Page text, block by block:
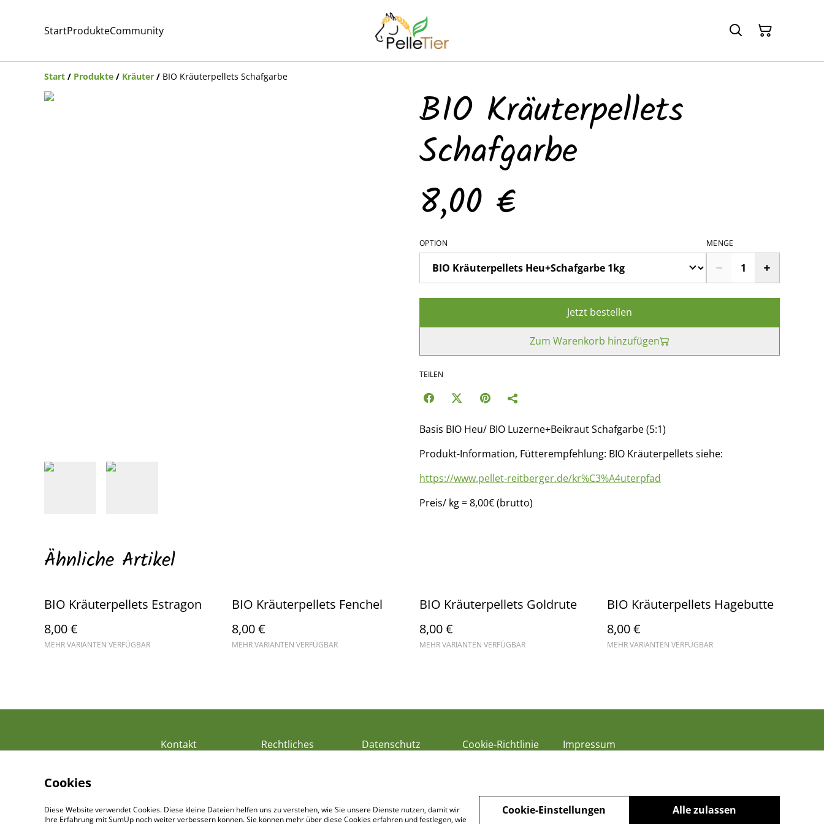
StartProdukteCommunity
Start / Produkte / Kräuter / BIO Kräuterpellets Schafgarbe
BIO Kräuterpellets
Schafgarbe
8,00 €
OPTION MENGE
Jetzt bestellen
Zum Warenkorb hinzufügen
TEILEN
Basis BIO Heu/ BIO Luzerne+Beikraut Schafgarbe (5:1)
Produkt-Information, Fütterempfehlung: BIO Kräuterpellets siehe:
https://www.pellet-reitberger.de/kr%C3%A4uterpfad
Preis/ kg = 8,00€ (brutto)
Ähnliche Artikel
BIO Kräuterpellets Estragon
8,00 €
MEHR VARIANTEN VERFÜGBAR
BIO Kräuterpellets Fenchel
8,00 €
MEHR VARIANTEN VERFÜGBAR
BIO Kräuterpellets Goldrute
8,00 €
MEHR VARIANTEN VERFÜGBAR
BIO Kräuterpellets Hagebutte
8,00 €
MEHR VARIANTEN VERFÜGBAR
Kontakt Rechtliches Datenschutz Cookie-Richtlinie Impressum
Cookies
Diese Website verwendet Cookies. Diese kleine Dateien helfen uns zu verstehen, wie Sie unsere Dienste nutzen, damit wir
Ihre Erfahrung mit SumUp noch weiter verbessern können. Sie können mehr über diese Cookies erfahren und festlegen, wie
Alle zulassen
Cookie-Einstellungen